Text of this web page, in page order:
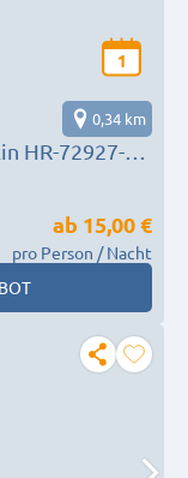
1
HR-72927-
0,34 km
ab 15,00 €
pro Person / Nacht